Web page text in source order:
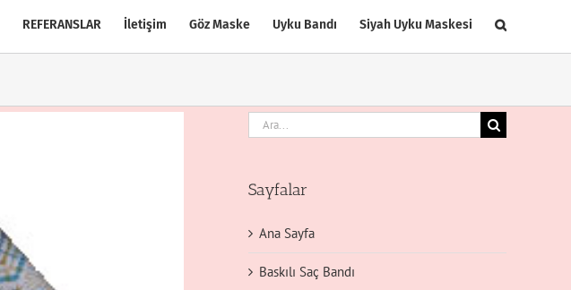
REFERANSLAR İletişim Göz Maske Uyku Bandı Siyah Uyku Maskesi
Ara:
Sayfalar
Ana Sayfa
Baskılı Saç Bandı